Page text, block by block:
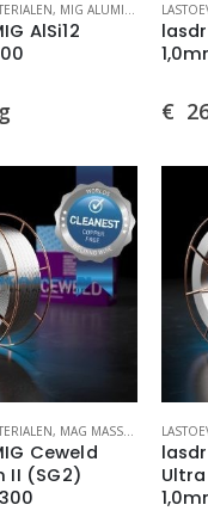
, MIG ALUMINIUM ,MIG/
AlSi12
€
, MAG MASSIEVE LASDRADEN STAAL
Ceweld
II (SG2)